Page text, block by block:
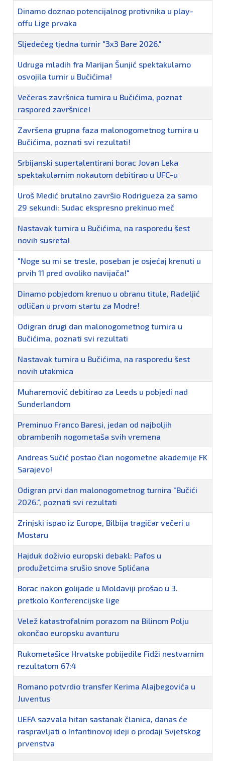
Dinamo doznao potencijalnog protivnika u play-
offu Lige prvaka
Sljedećeg tjedna turnir "3x3 Bare 2026."
Udruga mladih fra Marijan Šunjić spektakularno
osvojila turnir u Bučićima!
Večeras završnica turnira u Bučićima, poznat
raspored završnice!
Završena grupna faza malonogometnog turnira u
Bučićima, poznati svi rezultati!
Srbijanski supertalentirani borac Jovan Leka
spektakularnim nokautom debitirao u UFC-u
Uroš Medić brutalno završio Rodrigueza za samo
29 sekundi: Sudac ekspresno prekinuo meč
Nastavak turnira u Bučićima, na rasporedu šest
novih susreta!
"Noge su mi se tresle, poseban je osjećaj krenuti u
prvih 11 pred ovoliko navijača!"
Dinamo pobjedom krenuo u obranu titule, Radeljić
odličan u prvom startu za Modre!
Odigran drugi dan malonogometnog turnira u
Bučićima, poznati svi rezultati
Nastavak turnira u Bučićima, na rasporedu šest
novih utakmica
Muharemović debitirao za Leeds u pobjedi nad
Sunderlandom
Preminuo Franco Baresi, jedan od najboljih
obrambenih nogometaša svih vremena
Andreas Sučić postao član nogometne akademije FK
Sarajevo!
Odigran prvi dan malonogometnog turnira "Bučići
2026.", poznati svi rezultati
Zrinjski ispao iz Europe, Bilbija tragičar večeri u
Mostaru
Hajduk doživio europski debakl: Pafos u
produžetcima srušio snove Splićana
Borac nakon golijade u Moldaviji prošao u 3.
pretkolo Konferencijske lige
Velež katastrofalnim porazom na Bilinom Polju
okončao europsku avanturu
Rukometašice Hrvatske pobijedile Fidži nestvarnim
rezultatom 67:4
Romano potvrdio transfer Kerima Alajbegovića u
Juventus
UEFA sazvala hitan sastanak članica, danas će
raspravljati o Infantinovoj ideji o prodaji Svjetskog
prvenstva